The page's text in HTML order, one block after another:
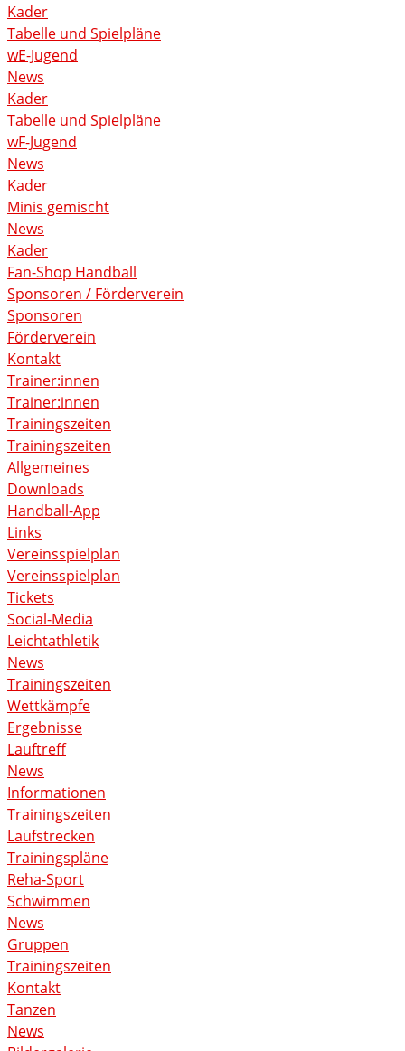
Kader
Tabelle und Spielpläne
wE-Jugend
News
Kader
Tabelle und Spielpläne
wF-Jugend
News
Kader
Minis gemischt
News
Kader
Fan-Shop Handball
Sponsoren / Förderverein
Sponsoren
Förderverein
Kontakt
Trainer:innen
Trainer:innen
Trainingszeiten
Trainingszeiten
Allgemeines
Downloads
Handball-App
Links
Vereinsspielplan
Vereinsspielplan
Tickets
Social-Media
Leichtathletik
News
Trainingszeiten
Wettkämpfe
Ergebnisse
Lauftreff
News
Informationen
Trainingszeiten
Laufstrecken
Trainingspläne
Reha-Sport
Schwimmen
News
Gruppen
Trainingszeiten
Kontakt
Tanzen
News